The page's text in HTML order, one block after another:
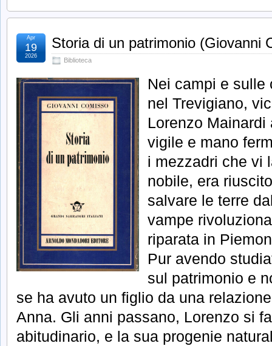
Storia di un patrimonio (Giovanni
Biblioteca
Apr
19
2026
Nei campi e sulle
nel Trevigiano,
Lorenzo
vigile e mano
i mezzadri che vi
nobile, era
salvare le terre
vampe
riparata in
Pur avendo
sul patrimonio e
se ha avuto un figlio da una
Anna. Gli anni passano, Lorenzo si
abitudinario, e la sua progenie